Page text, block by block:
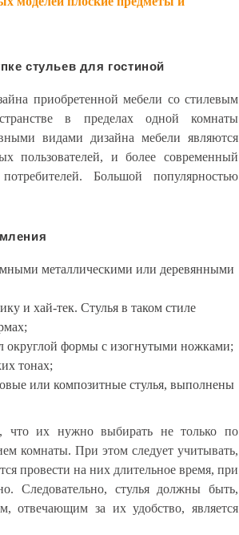
стульев для гостиной
приобретенной мебели со стилевым
в пределах одной комнаты
видами дизайна мебели являются
пользователей, и более современный
Большой популярностью
металлическими или деревянными
и хай-тек. Стулья в таком стиле
округлой формы с изогнутыми ножками;
тонах;
или композитные стулья, выполнены
что их нужно выбирать не только по
комнаты. При этом следует учитывать,
провести на них длительное время, при
Следовательно, стулья должны быть,
отвечающим за их удобство, является